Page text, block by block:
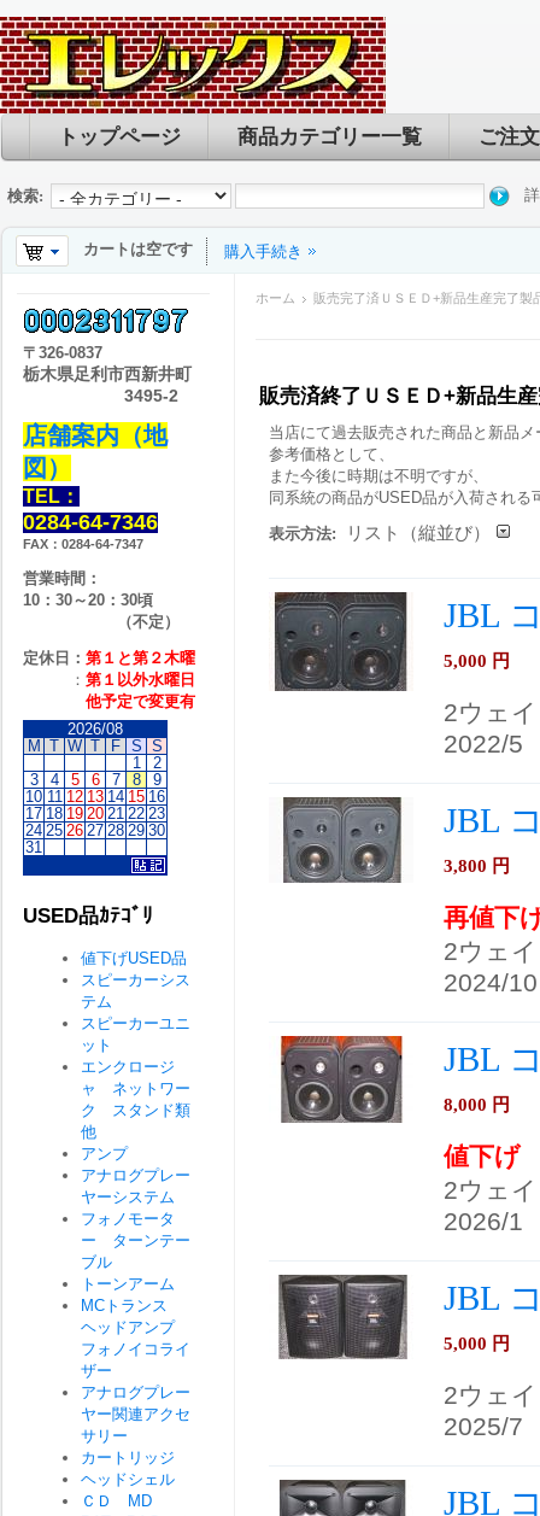
トップページ 商品カテゴリー一覧 ご注
検索:
カートは空です 購入手続き
ホーム 販売完了済ＵＳＥＤ+新品生産完了製
販売済終了ＵＳＥＤ+新品生
当店にて過去販売された商品と新品
参考価格として、
また今後に時期は不明ですが、
同系統の商品がUSED品が入荷される
表示方法:
リスト（縦並び）
JBL
5,000 円
2ウェ
2022/5
JBL
3,800 円
再値下
2ウェ
2024/10
JBL
8,000 円
値下げ
2ウェ
2026/1
JBL
5,000 円
2ウェ
2025/7
JBL
〒 326-0837
栃木県足利市西新井町
3495-2
店舗案内（地
図）
TEL：
0284-64-7346
FAX：0284-64-7347
営業時間：
10：30～20：30頃
（不定）
定休日： 第１と第２木曜
： 第１以外水曜日
他予定で変更有
2026/08
M T W T F S S
1
2
3
4 5 6 7 8
9
10 11 12 13 14 15 16
17 18 19 20 21 22 23
24 25 26 27 28 29 30
31
USED品ｶﾃｺﾞﾘ
値下げUSED品
スピーカーシス
テム
スピーカーユニ
ット
エンクロージ
ャ ネットワー
ク スタンド類
他
アンプ
アナログプレー
ヤーシステム
フォノモータ
ー ターンテー
ブル
トーンアーム
MCトランス
ヘッドアンプ
フォノイコライ
ザー
アナログプレー
ヤー関連アクセ
サリー
カートリッジ
ヘッドシェル
ＣＤ MD